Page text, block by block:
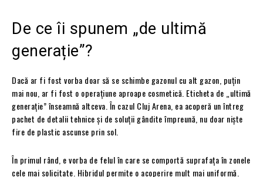
De ce îi spunem „de ultimă
generație”?
Dacă ar fi fost vorba doar să se schimbe gazonul cu alt gazon, puțin
mai nou, ar fi fost o operațiune aproape cosmetică. Eticheta de „ultimă
generație” înseamnă altceva. În cazul Cluj Arena, ea acoperă un întreg
pachet de detalii tehnice și de soluții gândite împreună, nu doar niște
fire de plastic ascunse prin sol.
În primul rând, e vorba de felul în care se comportă suprafața în zonele
cele mai solicitate. Hibridul permite o acoperire mult mai uniformă.